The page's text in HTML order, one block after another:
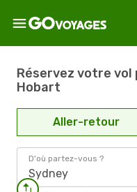
Réservez votre vol
Hobart
Aller-retour
D'où partez-vous ?
Sydney